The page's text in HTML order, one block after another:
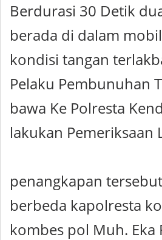
Berdurasi 30 Detik
berada di dalam
kondisi tangan
Pelaku Pembunuhan
bawa Ke Polresta
lakukan Pemeriksaan
penangkapan
berbeda kapolresta
kombes pol Muh.